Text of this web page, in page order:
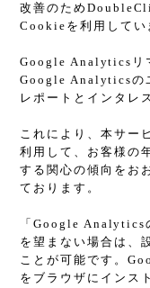
改善のため
Cookieを利用してい
Google Analyticsリ
Google Analyticsの
レポートとインタレ
これにより、本サ
利用して、お客様の
する関心の傾向をお
ております。
「Google Analytics
を望まない場合は、
ことが可能です。
をブラウザにインス